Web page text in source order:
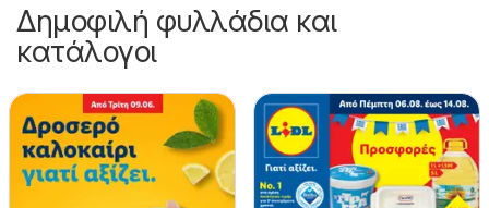
Δημοφιλή φυλλάδια και
κατάλογοι